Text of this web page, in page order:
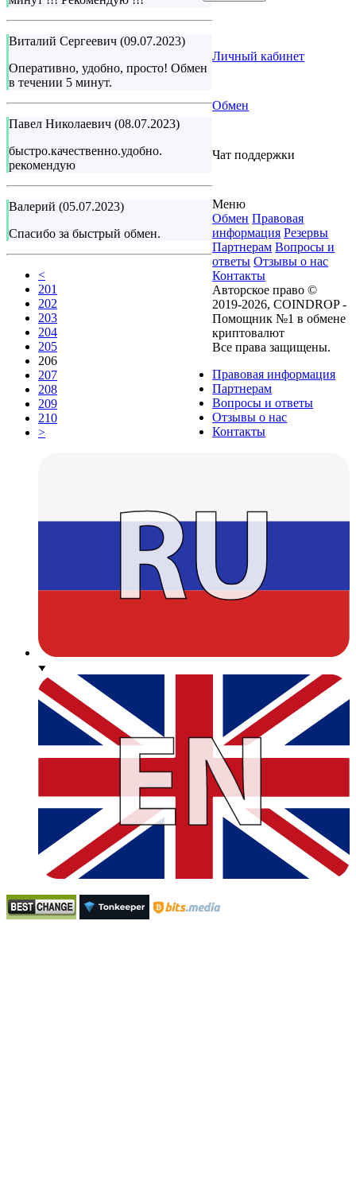
Виталий Сергеевич (09.07.2023)
Оперативно, удобно, просто! Обмен
в течении 5 минут.
Павел Николаевич (08.07.2023)
быстро.качественно.удобно.
рекомендую
Валерий (05.07.2023)
Спасибо за быстрый обмен.
<
201
202
203
204
205
206
207
208
209
210
>
Личный кабинет
Обмен
Чат поддержки
Меню
Обмен Правовая
информация Резервы
Партнерам Вопросы и
ответы Отзывы о нас
Контакты
Авторское право ©
2019-2026, COINDROP -
Помощник №1 в обмене
криптовалют
Все права защищены.
Правовая информация
Партнерам
Вопросы и ответы
Отзывы о нас
Контакты